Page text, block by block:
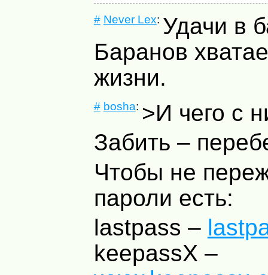
# Never Lex: Удачи в
Баранов
жизни.
# bosha: >И чего с
Забить –
Чтобы не
пароли есть:
lastpass –
keepassX –